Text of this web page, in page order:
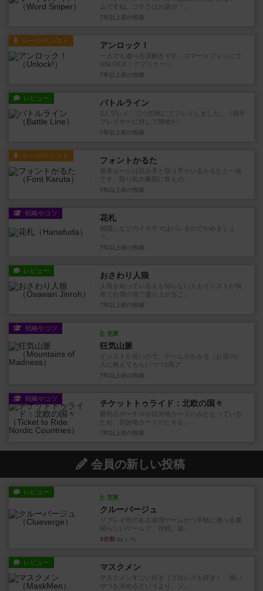
ムですね。コチラはお題が「...
7年以上前 の投稿
ルール/インスト アンロック！
一人でも遊べる謎解きです。スマートフォンにて
UNLOCK！アプリケーシ...
7年以上前 の投稿
レビュー バトルライン
3人プレイ、三つ巴戦にてプレイしました。（相手
プレイヤーに対して陣地が...
7年以上前 の投稿
ルール/インスト フォントかるた
基本ルールは読み手と取り手がいるかるたと一緒
です。取り札の裏面に答えの...
7年以上前 の投稿
戦略やコツ 花札
桐隠しなどのイカサマはバレるのでやめましょ
う。
7年以上前 の投稿
レビュー おさわり人狼
人狼を知っている人も知らない人もインストが簡
単でお酒の場で盛り上がるこ...
7年以上前 の投稿
戦略やコツ
充実
狂気山脈
インストが長いので、ゲームがわかる（お店の）
人に教えてもらいつつ1周プ...
7年以上前 の投稿
戦略やコツ チケットトゥライド：北欧の国々
勝利点ボーナスが目的地カードのみとなっている
ため、目的地カードのヒキも...
7年以上前 の投稿
会員の新しい投稿
レビュー
充実
クルーバージュ
リプレイ性のある推理ゲームかつ手軽に遊べる素
晴らしいゲームで、対戦、協...
3分前 by いち
レビュー マスクメン
マスクメンすごい好き（プロレスも好き）。強い
やつを決めるというより、ジ...